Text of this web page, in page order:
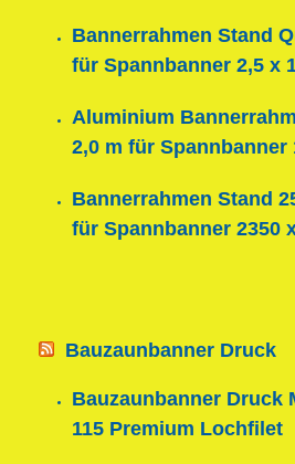
Bannerrahmen Stand
für Spannbanner 2,5 x
Aluminium
2,0 m für Spannbanner
Bannerrahmen Stand
für Spannbanner 2350
Bauzaunbanner Druck
Bauzaunbanner Druck
115 Premium Lochfilet